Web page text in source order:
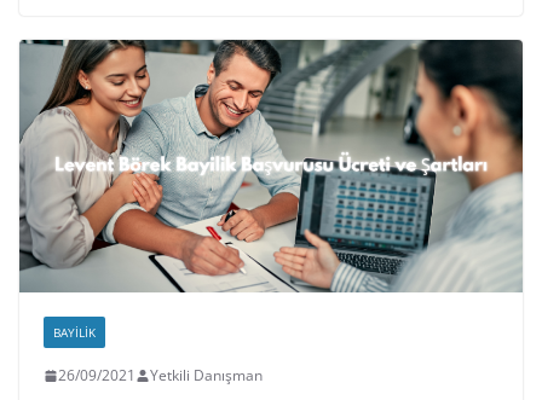
BAYILIK
26/09/2021 Yetkili Danışman